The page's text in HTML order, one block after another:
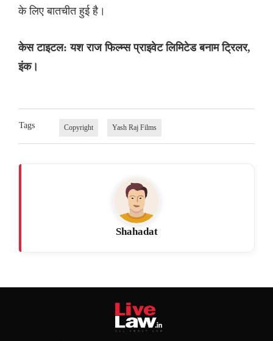
के लिए बातचीत हुई है।
केस टाइटल: यश राज फिल्म्स प्राइवेट लिमिटेड बनाम ट्रिलर,
इंक।
Tags Copyright Yash Raj Films
Shahadat